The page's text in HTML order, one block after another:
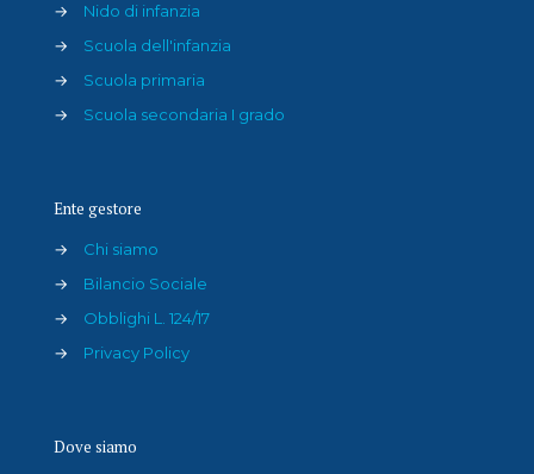
→
Nido di infanzia
→
Scuola dell'infanzia
→
Scuola primaria
→
Scuola secondaria I grado
Ente gestore
→
Chi siamo
→
Bilancio Sociale
→
Obblighi L. 124/17
→
Privacy Policy
Dove siamo